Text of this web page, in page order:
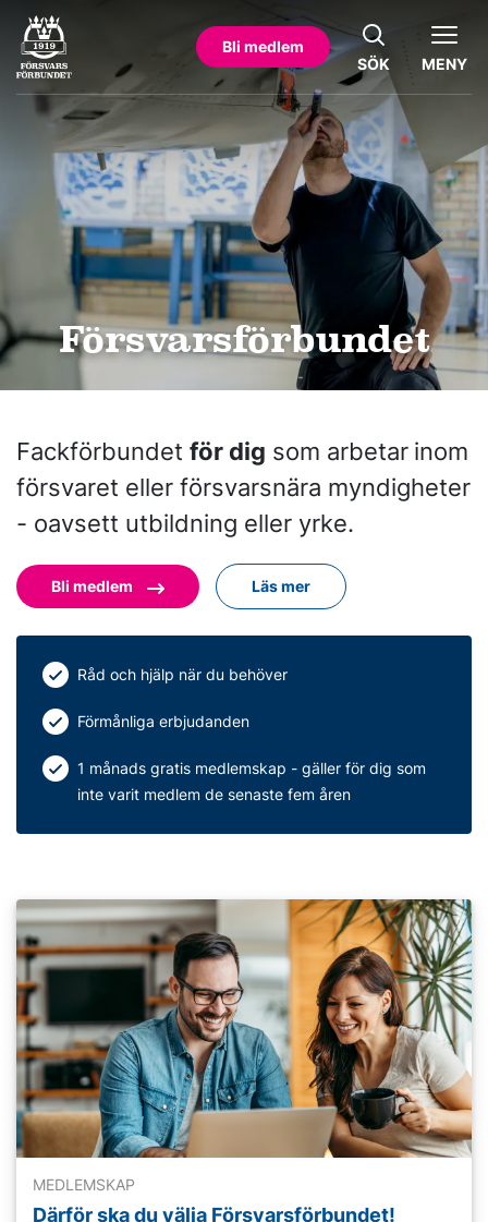
Bli medlem
SÖK
MENY
Försvarsförbundet
Fackförbundet för dig som arbetar inom
försvaret eller försvarsnära myndigheter
- oavsett utbildning eller yrke.
Bli medlem Läs mer
Råd och hjälp när du behöver
Förmånliga erbjudanden
1 månads gratis medlemskap - gäller för dig som
inte varit medlem de senaste fem åren
MEDLEMSKAP
Därför ska du välja Försvarsförbundet!
Läs mer